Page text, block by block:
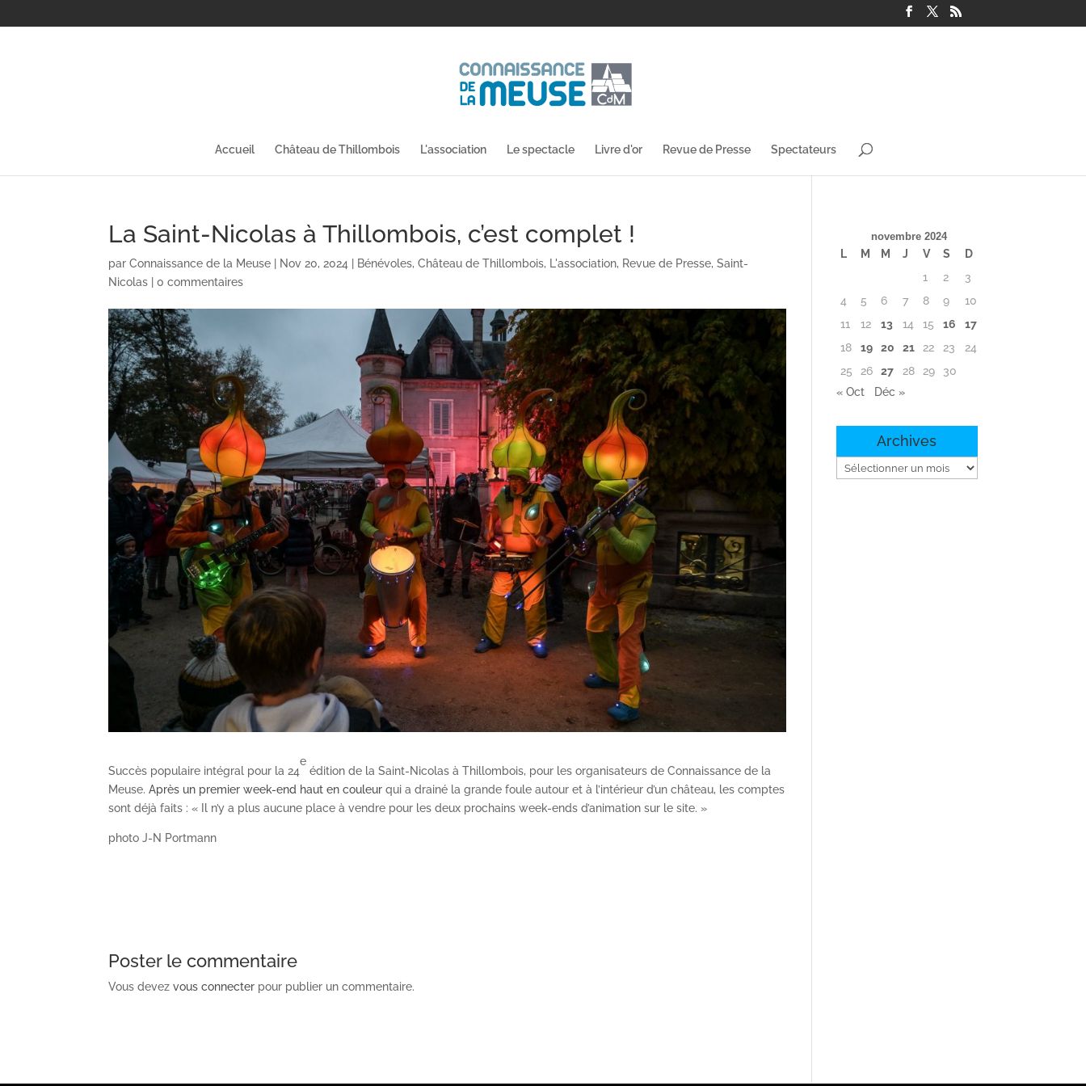
Accueil Château de Thillombois L'association Le spectacle Livre d'or Revue de Presse Spectateurs
La Saint-Nicolas à Thillombois, c’est complet !
parConnaissance de la Meuse | Nov 20, 2024 | Bénévoles,Château de Thillombois, L'association, Revue de Presse,Saint-
Nicolas |0 commentaires
Succès populaire intégral pour la 24
e
édition de la Saint-Nicolas à Thillombois, pour les organisateurs de Connaissance de la
Meuse.Après un premier week-end haut en couleur qui a drainé la grande foule autour et à l’intérieur d’un château, les comptes
sont déjà faits : « Il n’y a plus aucune place à vendre pour les deux prochains week-ends d’animation sur le site. »
photo J-N Portmann
Poster le commentaire
Vous devezvous connecter pour publier un commentaire.
novembre 2024
L M M J V S
D
1
2
3
4
5 6 7 8 9
10
11
12 13 14 15 16
17
18
19 20 21 22 23
24
25
26 27 28 29
30
« Oct
Déc »
Archives
Archives